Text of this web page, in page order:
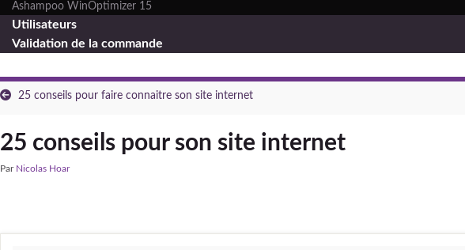
Ashampoo WinOptimizer 15
Utilisateurs
Validation de la commande
25 conseils pour faire connaitre son site internet
25 conseils pour son site internet
Par Nicolas Hoar